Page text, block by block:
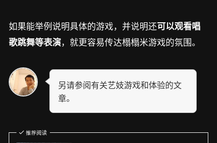
如果能举例说明具体的游戏，并说明还可以观看唱
歌跳舞等表演，就更容易传达榻榻米游戏的氛围。
另请参阅有关艺妓游戏和体验的文
章。
推荐阅读